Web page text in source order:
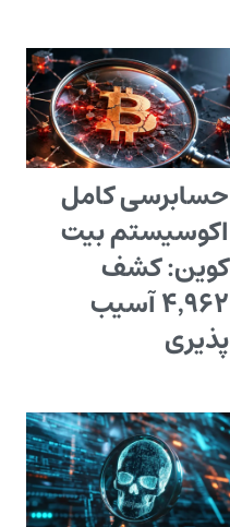
حسابرسی کامل
اکوسیستم بیت
کوین: کشف
۴٬۹۶۲ آسیب
پذیری